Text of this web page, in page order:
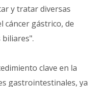
y tratar diversas
cáncer gástrico, de
biliares".
clave en la
gastrointestinales, ya